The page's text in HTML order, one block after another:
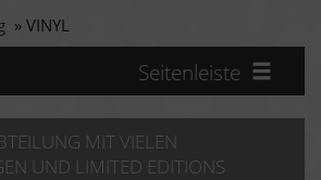
» VINYL
Seitenleiste
MIT VIELEN
UND LIMITED EDITIONS